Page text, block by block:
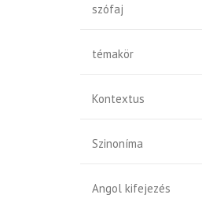
szófaj
témakör
Kontextus
Szinoníma
Angol kifejezés